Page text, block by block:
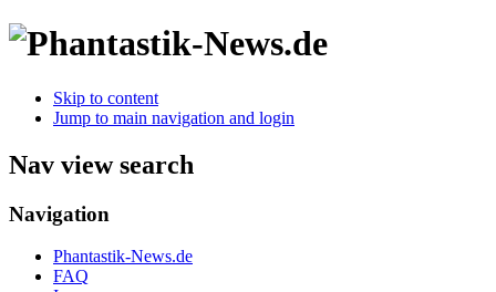
Skip to content
Jump to main navigation and login
Nav view search
Navigation
Phantastik-News.de
FAQ